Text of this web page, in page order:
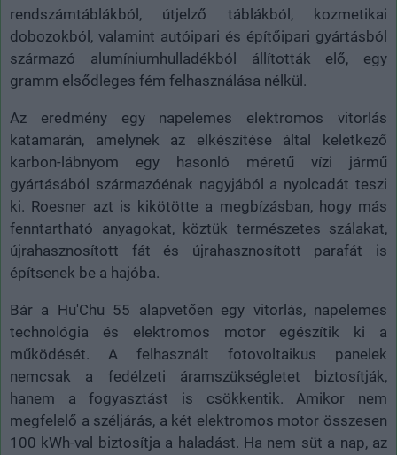
rendszámtáblákból, útjelző táblákból, kozmetikai
dobozokból, valamint autóipari és építőipari gyártásból
származó alumíniumhulladékból állították elő, egy
gramm elsődleges fém felhasználása nélkül.
Az eredmény egy napelemes elektromos vitorlás
katamarán, amelynek az elkészítése által keletkező
karbon-lábnyom egy hasonló méretű vízi jármű
gyártásából származóénak nagyjából a nyolcadát teszi
ki. Roesner azt is kikötötte a megbízásban, hogy más
fenntartható anyagokat, köztük természetes szálakat,
újrahasznosított fát és újrahasznosított parafát is
építsenek be a hajóba.
Bár a Hu'Chu 55 alapvetően egy vitorlás, napelemes
technológia és elektromos motor egészítik ki a
működését. A felhasznált fotovoltaikus panelek
nemcsak a fedélzeti áramszükségletet biztosítják,
hanem a fogyasztást is csökkentik. Amikor nem
megfelelő a széljárás, a két elektromos motor összesen
100 kWh-val biztosítja a haladást. Ha nem süt a nap, az